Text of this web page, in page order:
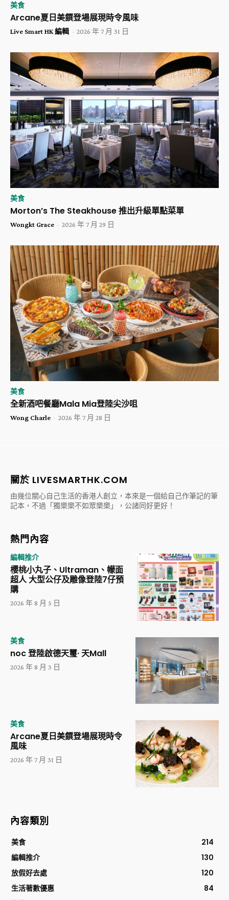
美食
Arcane夏日美饌登場展現時令風味
Live Smart HK 編輯 - 2026 年 7 月 31 日
美食
Morton’s The Steakhouse 推出升級單點菜單
Wongkt Grace - 2026 年 7 月 29 日
美食
全新酒吧餐廳Mala Mia登陸尖沙咀
Wong Charle - 2026 年 7 月 28 日
關於 LIVESMARTHK.COM
由幾位關心自己生活的香港人創立，本來是一個給自己作筆記的筆
記本，不過「獨樂樂不如眾樂樂」，公諸同好更好！
熱門內容
編輯推介
櫻桃小丸子、Ultraman、幪面
超人 大型公仔及雕像登陸7仔預
購
2026 年 8 月 5 日
美食
noc 登陸啟德天璽· 天Mall
2026 年 8 月 3 日
美食
Arcane夏日美饌登場展現時令
風味
2026 年 7 月 31 日
內容類別
美食
214
編輯推介
130
放假好去處
120
生活著數優惠
84